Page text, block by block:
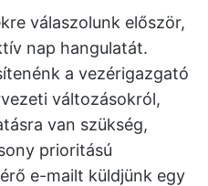
válaszolunk először,
nap hangulatát.
a vezérigazgató
változásokról,
van szükség,
prioritású
e-mailt küldjünk egy